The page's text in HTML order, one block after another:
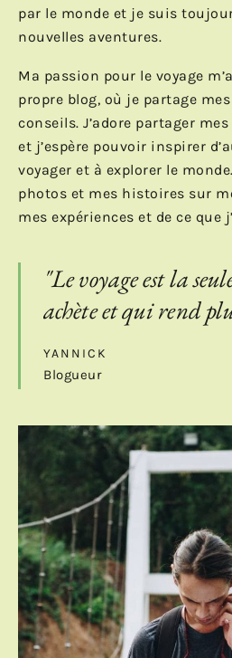
par le monde et je suis
nouvelles aventures.
Ma passion pour le voyage
propre blog, où je partage
conseils. J’adore partager
et j’espère pouvoir inspirer
voyager et à explorer le
photos et mes histoires sur
mes expériences et de ce que
"Le voyage est la
achète et qui rend
YANNICK
Blogueur